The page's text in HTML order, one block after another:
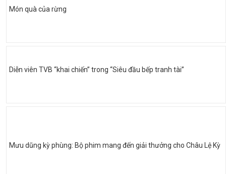
Món quà của rừng
Diễn viên TVB “khai chiến” trong “Siêu đầu bếp tranh tài”
Mưu dũng kỳ phùng: Bộ phim mang đến giải thưởng cho Châu Lệ Kỳ